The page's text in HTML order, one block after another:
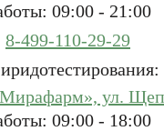
09:00 - 21:00
8-499-110-29-29
ул.
09:00 - 18:00